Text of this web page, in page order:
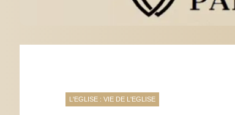
L'EGLISE : VIE DE L'EGLISE